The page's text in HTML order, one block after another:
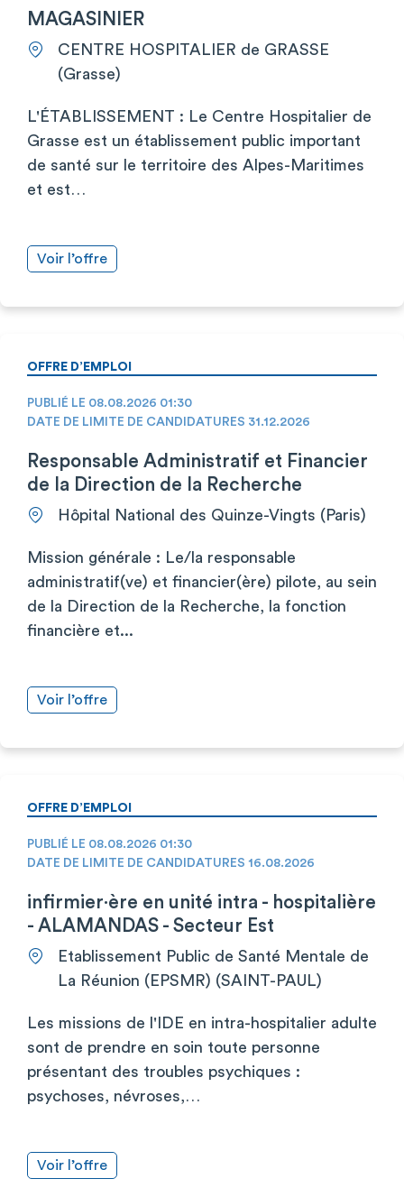
MAGASINIER
CENTRE HOSPITALIER de GRASSE
(Grasse)
L'ÉTABLISSEMENT : Le Centre Hospitalier de
Grasse est un établissement public important
de santé sur le territoire des Alpes-Maritimes
et est…
Voir l’offre
OFFRE D’EMPLOI
PUBLIÉ LE 08.08.2026 01:30
DATE DE LIMITE DE CANDIDATURES 31.12.2026
Responsable Administratif et Financier
de la Direction de la Recherche
Hôpital National des Quinze-Vingts (Paris)
Mission générale : Le/la responsable
administratif(ve) et financier(ère) pilote, au sein
de la Direction de la Recherche, la fonction
financière et...
Voir l’offre
OFFRE D’EMPLOI
PUBLIÉ LE 08.08.2026 01:30
DATE DE LIMITE DE CANDIDATURES 16.08.2026
infirmier·ère en unité intra - hospitalière
- ALAMANDAS - Secteur Est
Etablissement Public de Santé Mentale de
La Réunion (EPSMR) (SAINT-PAUL)
Les missions de l'IDE en intra-hospitalier adulte
sont de prendre en soin toute personne
présentant des troubles psychiques :
psychoses, névroses,…
Voir l’offre